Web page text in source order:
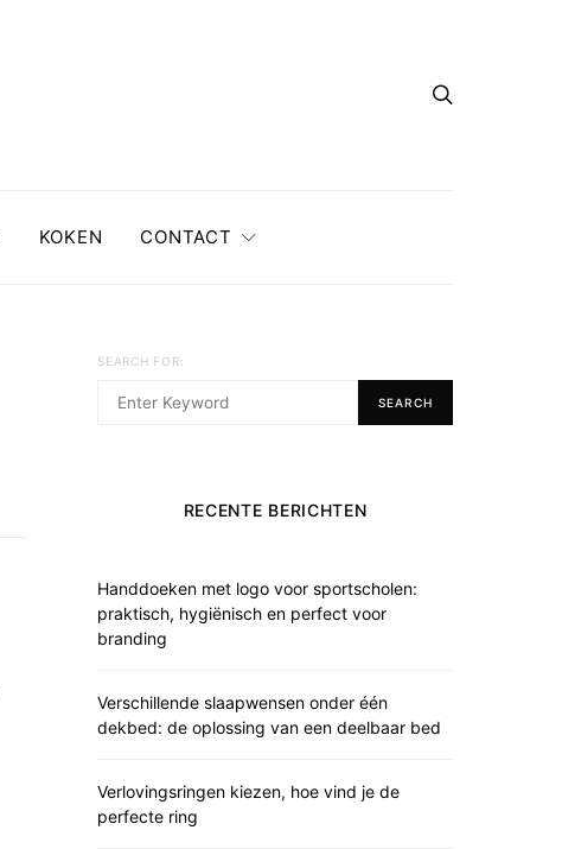
KOKEN CONTACT
SEARCH FOR:
SEARCH
RECENTE BERICHTEN
Handdoeken met logo voor sportscholen:
praktisch, hygiënisch en perfect voor
branding
Verschillende slaapwensen onder één
dekbed: de oplossing van een deelbaar bed
Verlovingsringen kiezen, hoe vind je de
perfecte ring